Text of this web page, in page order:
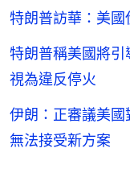
特朗普訪華：美國
特朗普稱美國將
視為違反停火
伊朗：正審議美
無法接受新方案